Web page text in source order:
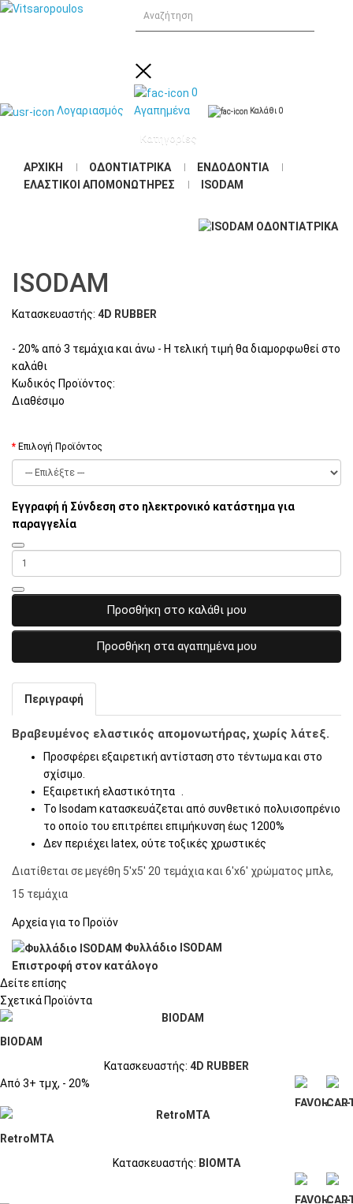
Λογαριασμός
0
Αγαπημένα
Καλάθι 0
Κατηγορίες
ΑΡΧΙΚΉ ΟΔΟΝΤΙΑΤΡΙΚΑ
ΕΝΔΟΔΟΝΤΙΑ
ΕΛΑΣΤΙΚΟΙ ΑΠΟΜΟΝΩΤΉΡΕΣ
ISODAM
ISODAM
Κατασκευαστής: 4D RUBBER
- 20% από 3 τεμάχια και άνω - Η τελική τιμή θα διαμορφωθεί στο
καλάθι
Κωδικός Προϊόντος:
Διαθέσιμο
Επιλογή Προϊόντος
Εγγραφή ή Σύνδεση στο ηλεκτρονικό κατάστημα για
παραγγελία
Προσθήκη στο καλάθι μου
Προσθήκη στα αγαπημένα μου
Περιγραφή
Βραβευµένος ελαστικός αποµονωτήρας, χωρίς λάτεξ.
Προσφέρει εξαιρετική αντίσταση στο τέντωµα και στο
σχίσιµο.
Εξαιρετική ελαστικότητα .
Το Isodam κατασκευάζεται από συνθετικό πολυισοπρένιο
το οποίο του επιτρέπει επιµήκυνση έως 1200%
∆εν περιέχει latex, ούτε τοξικές χρωστικές
Διατίθεται σε μεγέθη 5'x5' 20 τεμάχια και 6'x6' χρώματος μπλε,
15 τεμάχια
Αρχεία για τo Προϊόν
Φυλλάδιο ISODAM
Επιστροφή στον κατάλογο
Δείτε επίσης
Σχετικά Προϊόντα
BIODAM
Κατασκευαστής: 4D RUBBER
Από 3+ τμχ, - 20%
RetroMTA
Κατασκευαστής: BIOMTA